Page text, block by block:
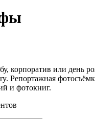
корпоратив или день
Репортажная
и фотокниг.